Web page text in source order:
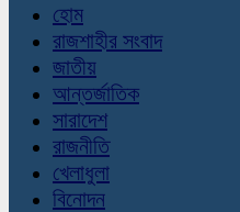
হোম
রাজশাহীর সংবাদ
জাতীয়
আন্তর্জাতিক
সারাদেশ
রাজনীতি
খেলাধুলা
বিনোদন